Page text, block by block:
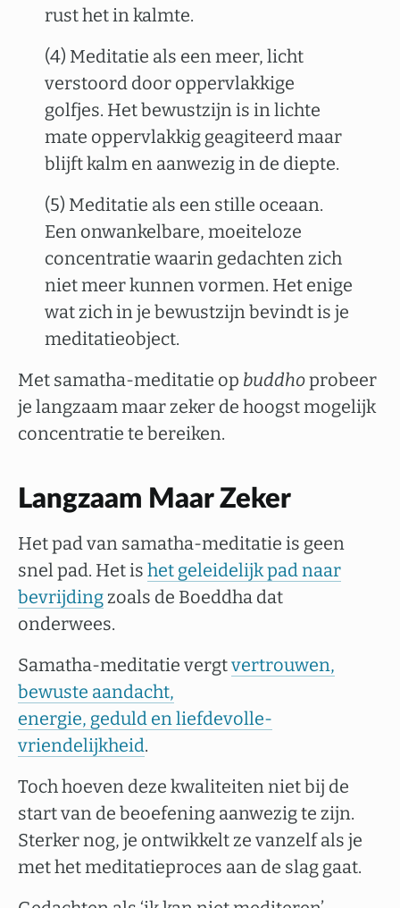
rust het in kalmte.
(4) Meditatie als een meer, licht
verstoord door oppervlakkige
golfjes. Het bewustzijn is in lichte
mate oppervlakkig geagiteerd maar
blijft kalm en aanwezig in de diepte.
(5) Meditatie als een stille oceaan.
Een onwankelbare, moeiteloze
concentratie waarin gedachten zich
niet meer kunnen vormen. Het enige
wat zich in je bewustzijn bevindt is je
meditatieobject.
Met samatha-meditatie op buddhoprobeer
je langzaam maar zeker de hoogst mogelijk
concentratie te bereiken.
Langzaam Maar Zeker
Het pad van samatha-meditatie is geen
snel pad. Het is het geleidelijk pad naar
bevrijdingzoals de Boeddha dat
onderwees.
Samatha-meditatie vergtvertrouwen,
bewuste aandacht,
energie, geduld en liefdevolle-
vriendelijkheid.
Toch hoeven deze kwaliteiten niet bij de
start van de beoefening aanwezig te zijn.
Sterker nog, je ontwikkelt ze vanzelf als je
met het meditatieproces aan de slag gaat.